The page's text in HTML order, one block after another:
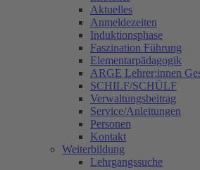
Aktuelles
Anmeldezeiten
Induktionsphase
Faszination Führung
Elementarpädagogik
ARGE Lehrer:innen
SCHILF/SCHÜLF
Verwaltungsbeitrag
Service/Anleitungen
Personen
Kontakt
Weiterbildung
Lehrgangssuche